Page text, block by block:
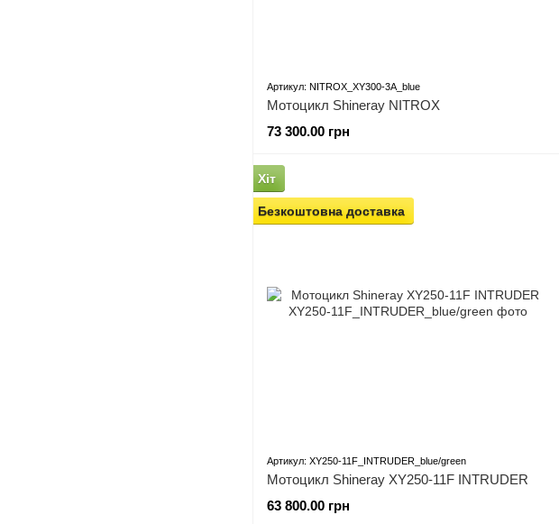
Артикул: NITROX_XY300-3A_blue
Мотоцикл Shineray NITROX
73 300.00 грн
Хіт
Безкоштовна доставка
Артикул: XY250-11F_INTRUDER_blue/green
Мотоцикл Shineray XY250-11F INTRUDER
63 800.00 грн